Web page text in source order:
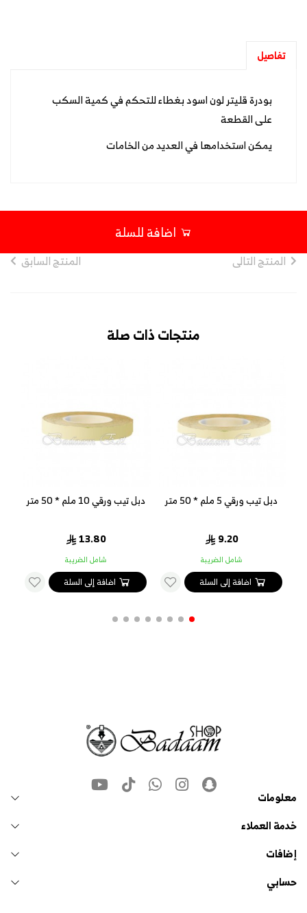
تفاصيل
بودرة قليتر لون اسود بغطاء للتحكم في كمية السكب
على القطعة
يمكن استخدامها في العديد من الخامات
اضافة للسلة
المنتج التالى المنتج السابق
منتجات ذات صلة
دبل تيب ورقي 5 ملم * 50 متر
9.20
شامل الضريبة
اضافة إلى السلة
دبل تيب ورقي 10 ملم * 50 متر
13.80
شامل الضريبة
اضافة إلى السلة
معلومات
خدمة العملاء
إضافات
حسابي